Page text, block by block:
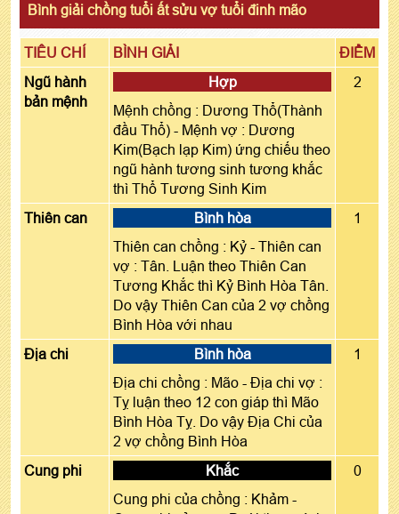
Bình giải chồng tuổi ất sửu vợ tuổi đinh mão
TIÊU CHÍ BÌNH GIẢI
ĐIỂM
Ngũ hành
bản mệnh
Hợp
Mệnh chồng : Dương Thổ(Thành
đầu Thổ) - Mệnh vợ : Dương
Kim(Bạch lạp Kim) ứng chiếu theo
ngũ hành tương sinh tương khắc
thì Thổ Tương Sinh Kim
2
Thiên can
Bình hòa
Thiên can chồng : Kỷ - Thiên can
vợ : Tân. Luận theo Thiên Can
Tương Khắc thì Kỷ Bình Hòa Tân.
Do vậy Thiên Can của 2 vợ chồng
Bình Hòa với nhau
1
Địa chi
Bình hòa
Địa chi chồng : Mão - Địa chi vợ :
Tỵ luận theo 12 con giáp thì Mão
Bình Hòa Tỵ. Do vậy Địa Chi của
2 vợ chồng Bình Hòa
1
Cung phi
Khắc
Cung phi của chồng : Khảm -
0